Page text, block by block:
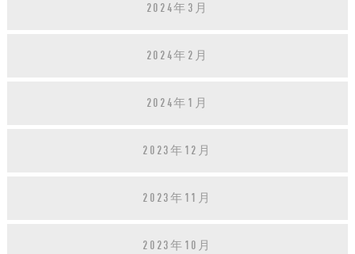
2024年3月
2024年2月
2024年1月
2023年12月
2023年11月
2023年10月